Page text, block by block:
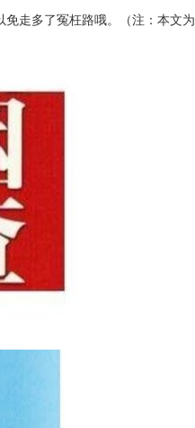
走多了冤枉路哦。（注：本文